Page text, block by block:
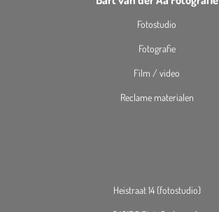
Fotostudio
Fotografie
Film / video
Reclame materialen
Heistraat 14 (fotostudio}